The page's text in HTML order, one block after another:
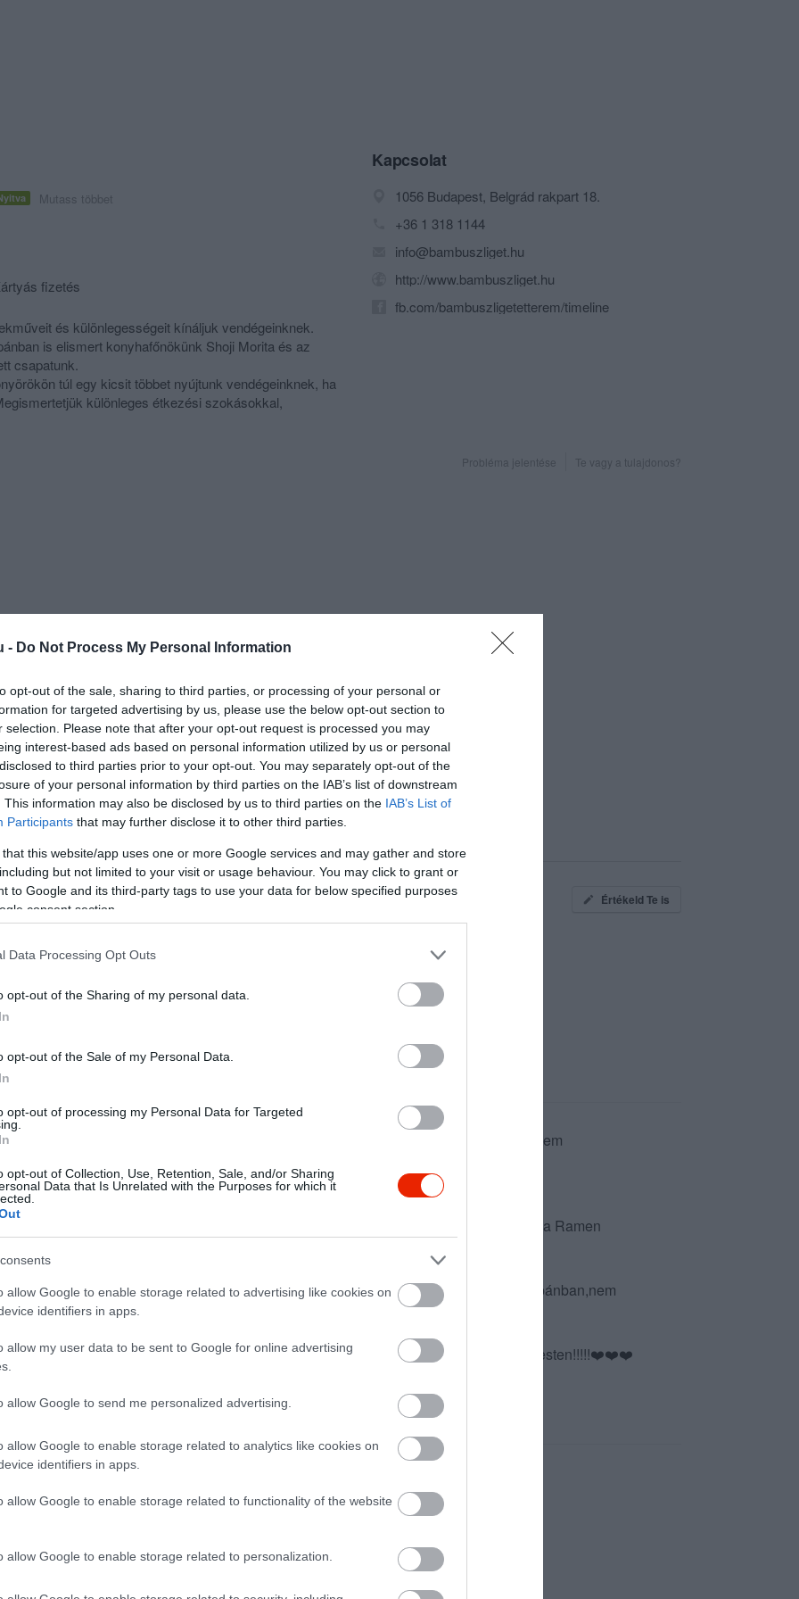
- Do Not Process My Personal Information
opt-out of the sale, sharing to third parties, or processing of your personal or
for targeted advertising by us, please use the below opt-out section to
selection. Please note that after your opt-out request is processed you may
interest-based ads based on personal information utilized by us or personal
to third parties prior to your opt-out. You may separately opt-out of the
of your personal information by third parties on the IAB’s list of downstream
This information may also be disclosed by us to third parties on the IAB’s List of
Participants that may further disclose it to other third parties.
that this website/app uses one or more Google services and may gather and store
but not limited to your visit or usage behaviour. You may click to grant or
to Google and its third-party tags to use your data for below specified purposes
consent section.
Data Processing Opt Outs
opt-out of the Sharing of my personal data.
opt-out of the Sale of my Personal Data.
opt-out of processing my Personal Data for Targeted
opt-out of Collection, Use, Retention, Sale, and/or Sharing
Data that Is Unrelated with the Purposes for which it
allow Google to enable storage related to advertising like cookies on
identifiers in apps.
allow my user data to be sent to Google for online advertising
allow Google to send me personalized advertising.
allow Google to enable storage related to analytics like cookies on
identifiers in apps.
allow Google to enable storage related to functionality of the website
allow Google to enable storage related to personalization.
Mutass többet
fizetés
és különlegességeit kínáljuk vendégeinknek.
is elismert konyhafőnökünk Shoji Morita és az
csapatunk.
túl egy kicsit többet nyújtunk vendégeinknek, ha
különleges étkezési szokásokkal,
kapcsolatosan kialakult tévhiteket, és
Kapcsolat
1056 Budapest, Belgrád rakpart 18.
+36 1 318 1144
info@bambuszliget.hu
http://www.bambuszliget.hu
fb.com/bambuszligetetterem/timeline
Probléma jelentése Te vagy a tulajdonos?
Értékeld Te is
Japànban,és mindig kerestem olyan éttermet ahol ugyanazokat az ételeket fedezhetem
ilyet sehol Budapesten,de most megtalàltam a Bambuszliget Japàn Étteremben.
már itt és sohasem csalòdtam.
teraszròl a Gellért-hegy látvànya tárul elém,fantasztikus ètelek(külön kiemelnèm a Ramen
személyzet,aki az ottlétünk alatt végig a kìvánságunkat leste.
nagyon hangulatos,autentikus,japános,van tatami szoba is,pont olyan mint Japánban,nem
japán vendége az étteremnek.
ezt a helyet,KÖTELEZŐ kipròbálni ha egy igazán jò helyre szeretnèl menni Budapesten!!!!!❤️❤️❤️
helyekkel,vàlaszd a legjobbat Budapesten,A Bambuszliget Japàn Éttermet!!